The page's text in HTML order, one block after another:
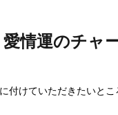
情運のチャ
付けていただきたいと